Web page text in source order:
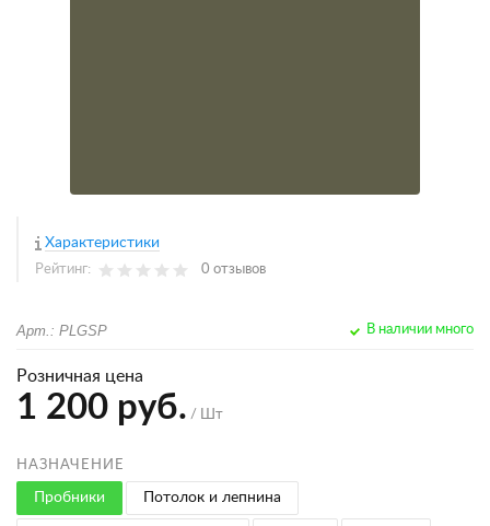
Характеристики
Рейтинг: 0 отзывов
Арт.: PLGSP В наличии много
Розничная цена
1 200 руб. / Шт
НАЗНАЧЕНИЕ
Пробники Потолок и лепнина